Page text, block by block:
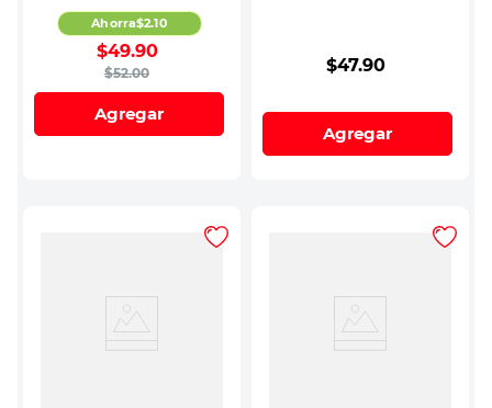
$52.00
$49.90
Ahorra$2.10
Agregar
$47.90
Agregar